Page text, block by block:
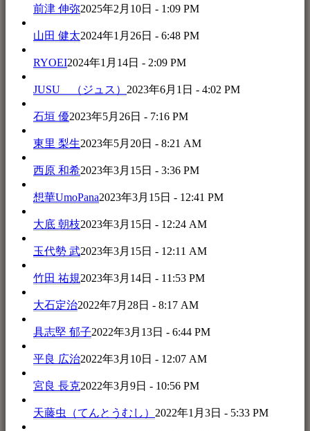
前津 伸弥2025年2月10日 - 1:09 PM
山田 健太2024年1月26日 - 6:48 PM
RYOEI2024年1月14日 - 2:09 PM
JUSU （ジュス） 2023年6月1日 - 4:02 PM
石垣 優2023年5月26日 - 7:16 PM
東里 梨生2023年5月20日 - 8:21 AM
西原 和希2023年3月15日 - 3:36 PM
想華UmoPana2023年3月15日 - 12:41 PM
大底 朝枝2023年3月15日 - 12:24 AM
玉代勢 武2023年3月15日 - 12:11 AM
竹田 祐規2023年3月14日 - 11:53 PM
大石定治2022年7月28日 - 8:17 AM
具志堅 郁子2022年3月13日 - 6:44 PM
平良 広治2022年3月10日 - 12:07 AM
宮良 長克2022年3月9日 - 10:56 PM
天藤虫（てんとうむし） 2022年1月3日 - 5:33 PM